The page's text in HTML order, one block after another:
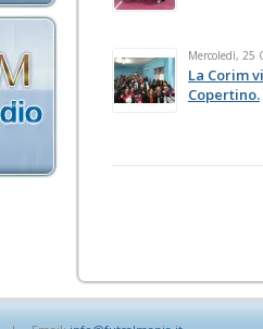
Mercoledì, 25
La Corim
Copertino.